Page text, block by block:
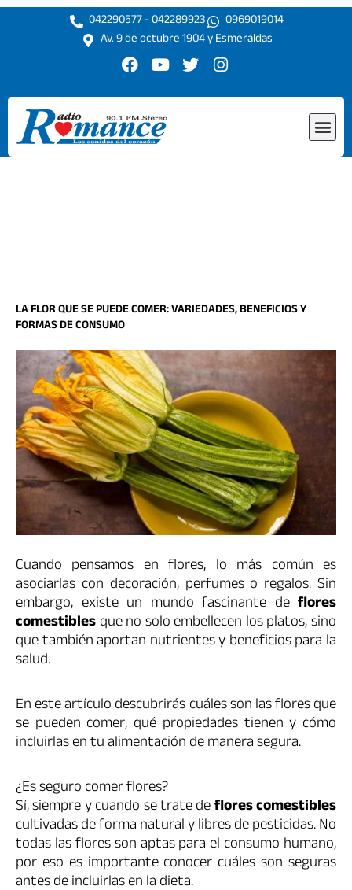
Ir
042290577 - 042289923
0969019014
Av. 9 de octubre 1904 y Esmeraldas
F
c
e
b
o
o
Y
u
t
u
b
e
T
i
r
I
s
r
LA FLOR QUE SE PUEDE COMER: VARIEDADES, BENEFICIOS Y
FORMAS DE CONSUMO
Cuando pensamos en flores, lo más común es
asociarlas con decoración, perfumes o regalos. Sin
embargo, existe un mundo fascinante de flores
comestiblesque no solo embellecen los platos, sino
que también aportan nutrientes y beneficios para la
salud.
En este artículo descubrirás cuáles son las flores que
se pueden comer, qué propiedades tienen y cómo
incluirlas en tu alimentación de manera segura.
¿Es seguro comer flores?
Sí, siempre y cuando se trate deflores comestibles
cultivadas de forma natural y libres de pesticidas. No
todas las flores son aptas para el consumo humano,
por eso es importante conocer cuáles son seguras
antes de incluirlas en la dieta.